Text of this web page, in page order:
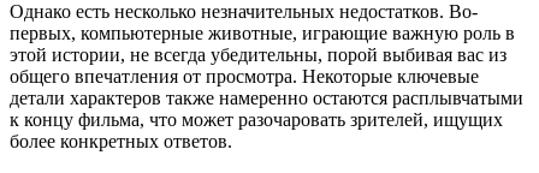
Однако есть несколько незначительных недостатков. Во-
первых, компьютерные животные, играющие важную роль в
этой истории, не всегда убедительны, порой выбивая вас из
общего впечатления от просмотра. Некоторые ключевые
детали характеров также намеренно остаются расплывчатыми
к концу фильма, что может разочаровать зрителей, ищущих
более конкретных ответов.